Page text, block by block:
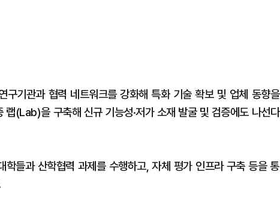
구기관과 협력 네트워크를 강화해 특화 기술 확보 및 업체 동향을
랩(Lab)을 구축해 신규 기능성·저가 소재 발굴 및 검증에도 나선다
학들과 산학협력 과제를 수행하고, 자체 평가 인프라 구축 등을 통